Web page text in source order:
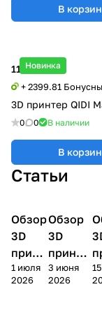
В
Новинка
119 990 ₽
+ 2399.81
3D принтер QIDI
0 0 В наличии
В
Статьи
3D
принтеры
Обзор
3D
принт
ера
Bamb
1 июля
2026
3D
Обзор
3D
принте
ра
Anycubi
3 июня
2026
а